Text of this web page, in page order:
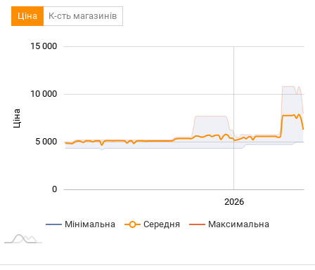
Ціна К-сть магазинів
Ціна
0
15 000
10 000
5 000
2026
Мінімальна Середня Максимальна